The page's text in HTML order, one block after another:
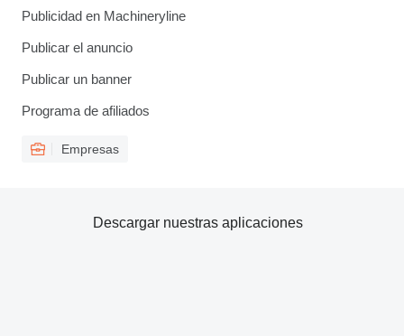
Publicidad en Machineryline
Publicar el anuncio
Publicar un banner
Programa de afiliados
Empresas
Descargar nuestras aplicaciones